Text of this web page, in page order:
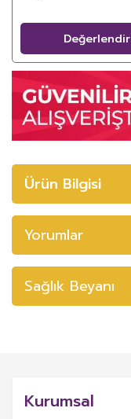
Değerlendir
Ürün Bilgisi
Yorumlar
Sağlık Beyanı
Kurumsal